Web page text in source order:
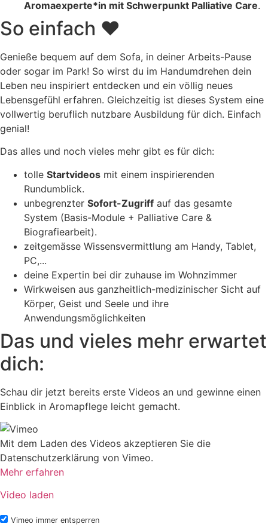
Aromaexperte*in mit Schwerpunkt Palliative Care.
So einfach ❤
Genieße bequem auf dem Sofa, in deiner Arbeits-Pause
oder sogar im Park! So wirst du im Handumdrehen dein
Leben neu inspiriert entdecken und ein völlig neues
Lebensgefühl erfahren. Gleichzeitig ist dieses System eine
vollwertig beruflich nutzbare Ausbildung für dich. Einfach
genial!
Das alles und noch vieles mehr gibt es für dich:
tolle Startvideos mit einem inspirierenden
Rundumblick.
unbegrenzter Sofort-Zugriff auf das gesamte
System (Basis-Module + Palliative Care &
Biografiearbeit).
zeitgemässe Wissensvermittlung am Handy, Tablet,
PC,...
deine Expertin bei dir zuhause im Wohnzimmer
Wirkweisen aus ganzheitlich-medizinischer Sicht auf
Körper, Geist und Seele und ihre
Anwendungsmöglichkeiten
Das und vieles mehr erwartet
dich:
Schau dir jetzt bereits erste Videos an und gewinne einen
Einblick in Aromapflege leicht gemacht.
Mit dem Laden des Videos akzeptieren Sie die
Datenschutzerklärung von Vimeo.
Mehr erfahren
Video laden
Vimeo immer entsperren